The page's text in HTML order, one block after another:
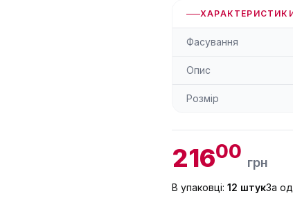
Фасування
Опис
Розмір
21600 грн
В упаковці: 12 штукЗа